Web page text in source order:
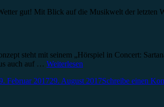
gut! Mit Blick auf die Musikwelt der letzten
steht mit seinem „Hörspiel in Concert:
auch auf … Weiterlesen
Februar 201729. August 2017Schreibe einen